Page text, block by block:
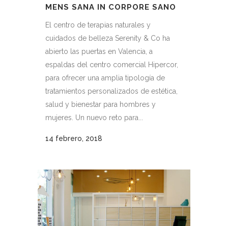
MENS SANA IN CORPORE SANO
El centro de terapias naturales y
cuidados de belleza Serenity & Co ha
abierto las puertas en Valencia, a
espaldas del centro comercial Hipercor,
para ofrecer una amplia tipología de
tratamientos personalizados de estética,
salud y bienestar para hombres y
mujeres. Un nuevo reto para...
14 febrero, 2018